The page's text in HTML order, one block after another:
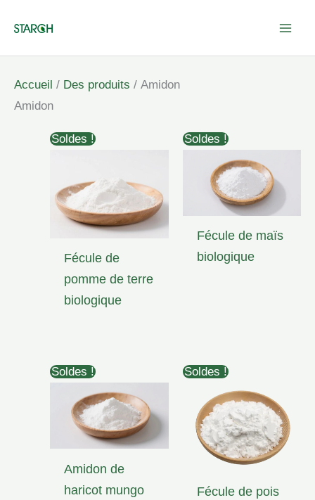
Accueil / Des produits / Amidon
Amidon
Soldes !
Fécule de
pomme de terre
biologique
Soldes !
Fécule de maïs
biologique
Soldes !
Amidon de
haricot mungo
Soldes !
Fécule de pois